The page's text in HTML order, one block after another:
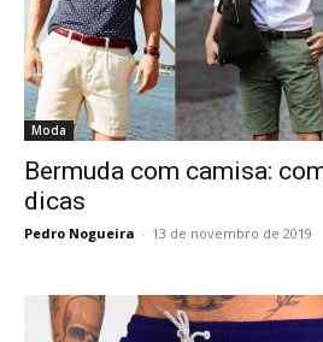
Moda
Bermuda com camisa:
dicas
Pedro Nogueira - 13 de novembro de 2019